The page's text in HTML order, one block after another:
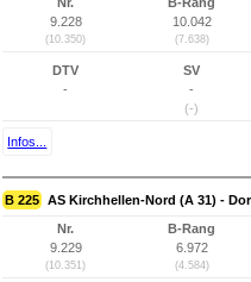
9.228
(10.350)
10.042
(7.638)
DTV
-
SV
-
(-)
Infos...
B 225 AS Kirchhellen-Nord (A 31) -
Nr.
9.229
(10.351)
B-Rang
6.972
(4.584)